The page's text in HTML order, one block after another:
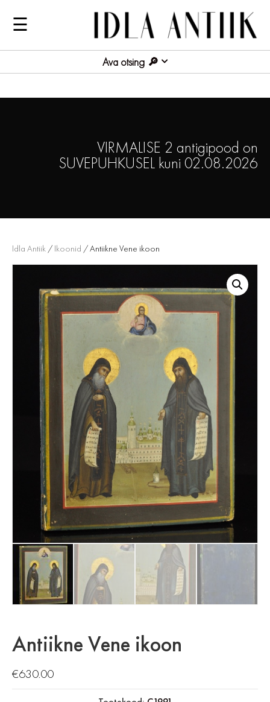
☰
Ava otsing
VIRMALISE 2 antigipood on
SUVEPUHKUSEL kuni 02.08.2026
Idla Antiik / Ikoonid / Antiikne Vene ikoon
Antiikne Vene ikoon
€630.00